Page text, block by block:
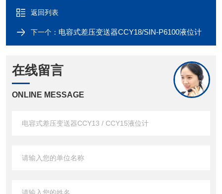
返回列表
下一个： 电容式差压变送器CCY18/SIN-P6100液位计
在线留言
ONLINE MESSAGE